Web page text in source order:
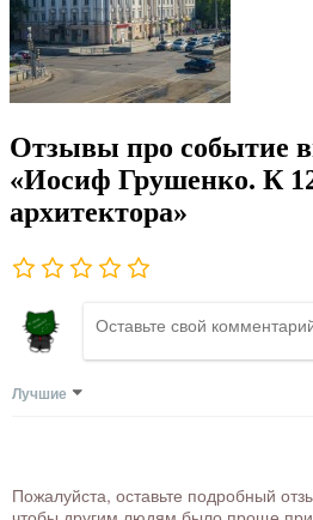
Отзывы про событие
«Иосиф Грушенко. К
архитектора»
Лучшие
Пожалуйста, оставьте подробный